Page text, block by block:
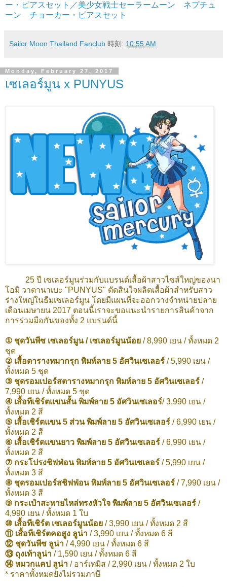
ー・ピアスセット／美少女戦士セーラームーン ネプチュ
ーン チョーカー・ピアスセット
Sailor Moon Thailand Fanclub 時刻: 10:55 AM
Monday, February 27, 2017
เซเลอร์มูน x PUNYUS
25 ปี เซเลอร์มูนร่วมกับแบรนด์เสื้อผ้าสาวไซส์ใหญ่ของนา
โอมิ วาตานาเบะ "PUNYUS" ตัดสินใจผลิตเสื้อผ้าสำหรับสาว
ร่างใหญ่ในธีมเซเลอร์มูน โดยมีแผนที่จะออกวางจำหน่ายปลาย
เดือนเมษายน 2017 ตอนนี้เราจะขอแนะนำรายการสินค้าจาก
การร่วมมือกันของทั้ง 2 แบรนด์นี้
① ชุดวันพีซ เซเลอร์มูน / เซเลอร์มูนน้อย / 8,990 เยน / ทั้งหมด 2
ชุด
② เสื้อตารางหมากรุก พิมพ์ลาย 5 อัศวินเซเลอร์ / 5,990 เยน /
ทั้งหมด 5 ชุด
③ ชุดรอมเปอร์สตารางหมากรุก พิมพ์ลาย 5 อัศวินเซเลอร์ /
7,990 เยน / ทั้งหมด 5 ชุด
④ เสื้อทีเชิร์ตแขนสั้น พิมพ์ลาย 5 อัศวินเซเลอร์/ 3,990 เยน /
ทั้งหมด 2 สี
⑤ เสื้อเชิร์ตแขน 5 ส่วน พิมพ์ลาย 5 อัศวินเซเลอร์ / 6,990 เยน /
ทั้งหมด 2 สี
⑥ เสื้อเชิร์ตแขนยาว พิมพ์ลาย 5 อัศวินเซเลอร์ / 6,990 เยน /
ทั้งหมด 2 สี
⑦ กระโปรงชิฟฟ่อน พิมพ์ลาย 5 อัศวินเซเลอร์ / 5,990 เยน /
ทั้งหมด 3 สี
⑧ ชุดรอมเปอร์สชิฟฟ่อน พิมพ์ลาย 5 อัศวินเซเลอร์ / 7,990 เยน /
ทั้งหมด 3 สี
⑨ กระเป๋าสะพายไหล่ทรงหัวใจ พิมพ์ลาย 5 อัศวินเซเลอร์ /
4,990 เยน / ทั้งหมด 1 ใบ
⑩ เสื้อทีเชิร์ต เซเลอร์มูนน้อย / 3,990 เยน / ทั้งหมด 2 สี
⑪ เสื้อทีเชิร์ตคอสูง ลูน่า / 3,990 เยน / ทั้งหมด 6 สี
⑫ ชุดวันพีซ ลูน่า / 4,990 เยน / ทั้งหมด 6 สี
⑬ ถุงเท้าลูน่า / 1,590 เยน / ทั้งหมด 6 สี
⑭ หมวกแคป ลูน่า / อาร์เทมิส / 2,990 เยน / ทั้งหมด 2 ใบ
* ราคาทั้งหมดยังไม่รวมภาษี